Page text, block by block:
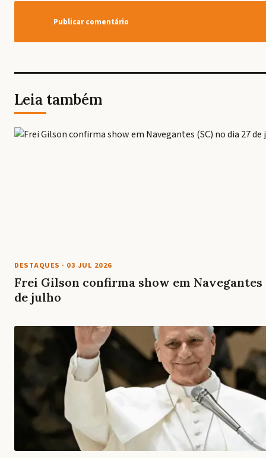
Leia também
DESTAQUES · 03 JUL 2026
Frei Gilson confirma show em Navegantes
de julho